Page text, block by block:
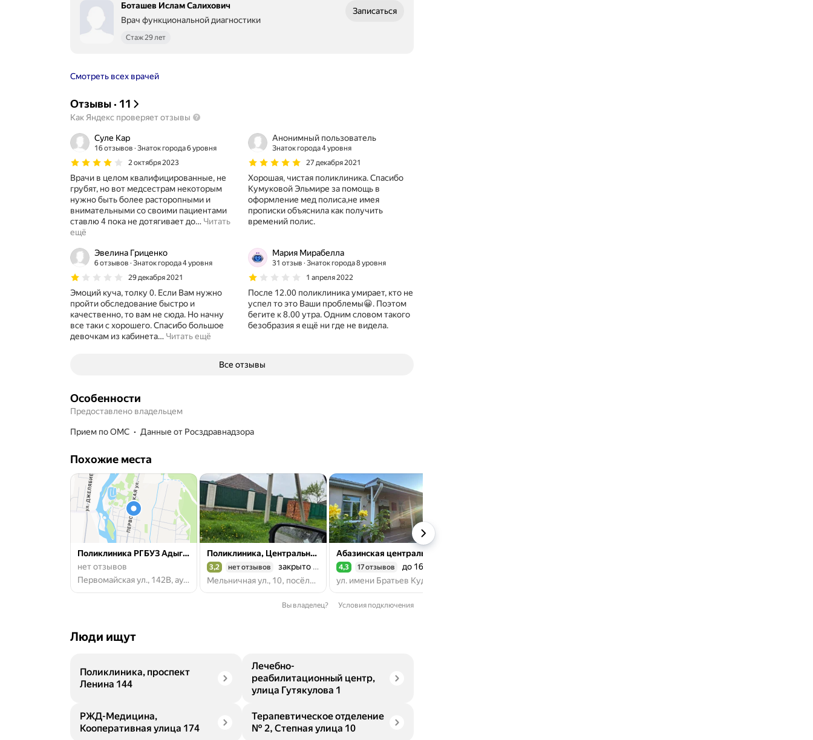
Боташев Ислам Салихович
Врач функциональной диагностики
Стаж 29 лет
Записаться
Смотреть всех врачей
Отзывы· 11
Как Яндекс проверяет отзывы
Суле Кар
16 отзывов Знаток города 6 уровня
2 октября 2023
Врачи в целом квалифицированные, не
грубят, но вот медсестрам некоторым
нужно быть более расторопными и
внимательными со своими пациентами
ставлю 4 пока не дотягивает до… Читать
ещё
Анонимный пользователь
Знаток города 4 уровня
27 декабря 2021
Хорошая, чистая поликлиника. Спасибо
Кумуковой Эльмире за помощь в
оформление мед полиса,не имея
прописки объяснила как получить
времений полис.
Эвелина Гриценко
6 отзывов Знаток города 4 уровня
29 декабря 2021
Эмоций куча, толку 0. Если Вам нужно
пройти обследование быстро и
качественно, то вам не сюда. Но начну
все таки с хорошего. Спасибо большое
девочкам из кабинета… Читать ещё
Мария Мирабелла
31 отзыв Знаток города 8 уровня
1 апреля 2022
После 12.00 поликлиника умирает, кто не
успел то это Ваши проблемы😀. Поэтом
бегите к 8.00 утра. Одним словом такого
безобразия я ещё ни где не видела.
Все отзывы
Особенности
Предоставлено владельцем
прием по ОМС данные от Росздравнадзора
Похожие места
Поликлиника РГБУЗ Адыге-Хабльская ЦРБ
нет отзывов
Первомайская ул., 142В, аул Адыге-Хабль
Поликлиника, Центральная, Районная
Рейтинг 3,2 из 5
3,2 нет отзывов
закрыто до завтра
Мельничная ул., 10, посёлок Эркен-Шахар
Рейтинг 4,3 из 5
4,3 17 отзывов
до 16:00
Вы владелец? Условия подключения
Люди ищут
Поликлиника, проспект
Ленина 144
Лечебно-
реабилитационный центр,
улица Гутякулова 1
РЖД-Медицина,
Кооперативная улица 174
Терапевтическое отделение
№ 2, Степная улица 10